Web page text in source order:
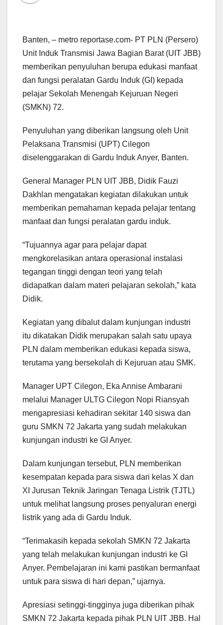
Banten, – metro reportase.com- PT PLN (Persero)
Unit Induk Transmisi Jawa Bagian Barat (UIT JBB)
memberikan penyuluhan berupa edukasi manfaat
dan fungsi peralatan Gardu Induk (GI) kepada
pelajar Sekolah Menengah Kejuruan Negeri
(SMKN) 72.
Penyuluhan yang diberikan langsung oleh Unit
Pelaksana Transmisi (UPT) Cilegon
diselenggarakan di Gardu Induk Anyer, Banten.
General Manager PLN UIT JBB, Didik Fauzi
Dakhlan mengatakan kegiatan dilakukan untuk
memberikan pemahaman kepada pelajar tentang
manfaat dan fungsi peralatan gardu induk.
“Tujuannya agar para pelajar dapat
mengkorelasikan antara operasional instalasi
tegangan tinggi dengan teori yang telah
didapatkan dalam materi pelajaran sekolah,” kata
Didik.
Kegiatan yang dibalut dalam kunjungan industri
itu dikatakan Didik merupakan salah satu upaya
PLN dalam memberikan edukasi kepada siswa,
terutama yang bersekolah di Kejuruan atau SMK.
Manager UPT Cilegon, Eka Annise Ambarani
melalui Manager ULTG Cilegon Nopi Riansyah
mengapresiasi kehadiran sekitar 140 siswa dan
guru SMKN 72 Jakarta yang sudah melakukan
kunjungan industri ke GI Anyer.
Dalam kunjungan tersebut, PLN memberikan
kesempatan kepada para siswa dari kelas X dan
XI Jurusan Teknik Jaringan Tenaga Listrik (TJTL)
untuk melihat langsung proses penyaluran energi
listrik yang ada di Gardu Induk.
“Terimakasih kepada sekolah SMKN 72 Jakarta
yang telah melakukan kunjungan industri ke GI
Anyer. Pembelajaran ini kami pastikan bermanfaat
untuk para siswa di hari depan,” ujarnya.
Apresiasi setinggi-tingginya juga diberikan pihak
SMKN 72 Jakarta kepada pihak PLN UIT JBB. Hal